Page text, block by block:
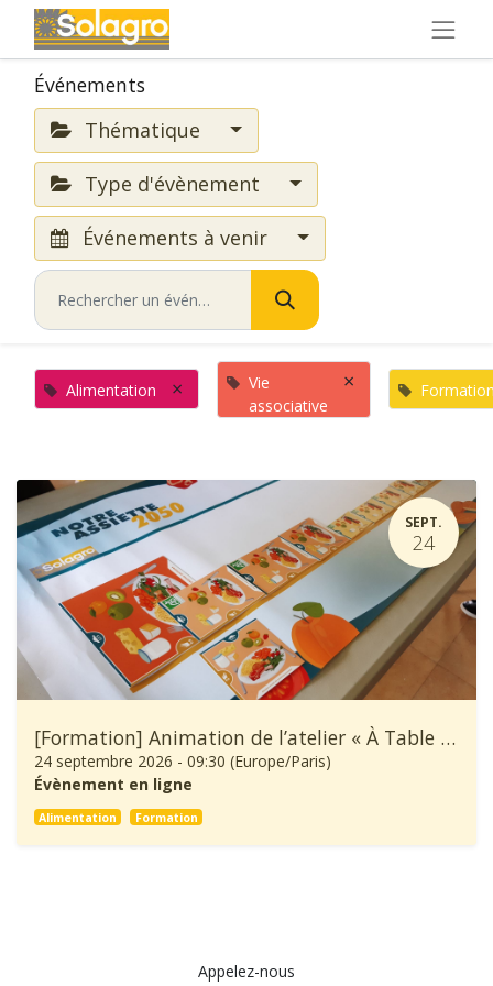
Événements
Thématique
Type d'évènement
Événements à venir
Alimentation ×
Vie
associative
×
SEPT.
24
[Formation] Animation de l’atelier « À Table ! »
24 septembre 2026 - 09:30 (Europe/Paris)
Évènement en ligne
Alimentation Formation
Appelez-nous